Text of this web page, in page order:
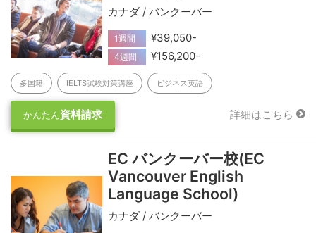
カナダ / バンクーバー
1週間 ¥39,050-
4週間 ¥156,200-
多国籍 IELTS試験対策講座 ビジネス英語
かんたん資料請求 詳細はこちら
EC バンクーバー校(EC
Vancouver English
Language School)
カナダ / バンクーバー